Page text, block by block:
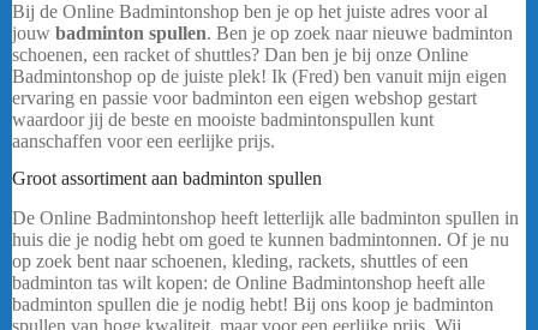
Bij de Online Badmintonshop ben je op het juiste adres voor al
jouw badminton spullen. Ben je op zoek naar nieuwe badminton
schoenen, een racket of shuttles? Dan ben je bij onze Online
Badmintonshop op de juiste plek! Ik (Fred) ben vanuit mijn eigen
ervaring en passie voor badminton een eigen webshop gestart
waardoor jij de beste en mooiste badmintonspullen kunt
aanschaffen voor een eerlijke prijs.
Groot assortiment aan badminton spullen
De Online Badmintonshop heeft letterlijk alle badminton spullen in
huis die je nodig hebt om goed te kunnen badmintonnen. Of je nu
op zoek bent naar schoenen, kleding, rackets, shuttles of een
badminton tas wilt kopen: de Online Badmintonshop heeft alle
badminton spullen die je nodig hebt! Bij ons koop je badminton
spullen van hoge kwaliteit, maar voor een eerlijke prijs. Wij